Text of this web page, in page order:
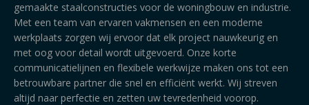
gemaakte staalconstructies voor de woningbouw en industrie.
Met een team van ervaren vakmensen en een moderne
werkplaats zorgen wij ervoor dat elk project nauwkeurig en
met oog voor detail wordt uitgevoerd. Onze korte
communicatielijnen en flexibele werkwijze maken ons tot een
betrouwbare partner die snel en efficiënt werkt. Wij streven
altijd naar perfectie en zetten uw tevredenheid voorop.